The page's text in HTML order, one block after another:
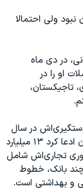
نبود ولی احتمالا
در دی ماه
او را در
تاجیکستان،
از دستگیری‌اش در سال
۱۳۹۲، در گفتگویی با هفته نامه آسمان ادعا کرد ۱۳ میلیارد
تجاری‌اش شامل
چند بانک، خطوط
و بهداشتی است.